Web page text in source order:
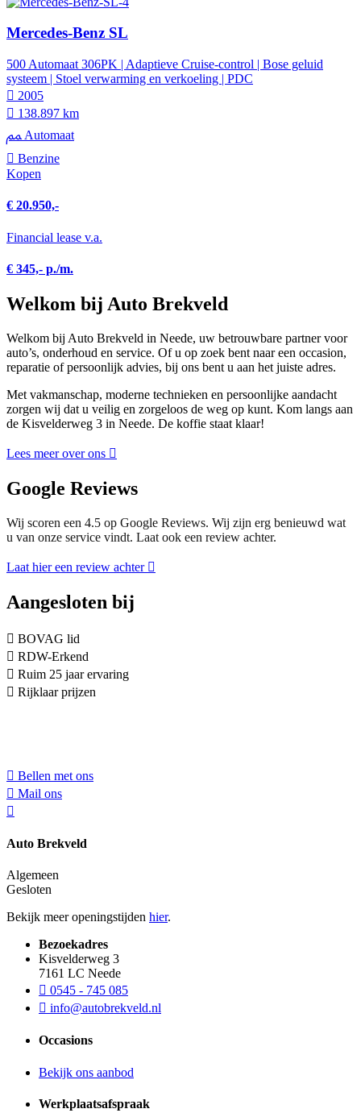
Mercedes-Benz SL
500 Automaat 306PK | Adaptieve Cruise-control | Bose geluid
systeem | Stoel verwarming en verkoeling | PDC
2005
138.897 km
Automaat
Benzine
Kopen
€ 20.950,-
Financial lease v.a.
€ 345,- p./m.
Welkom bij Auto Brekveld
Welkom bij Auto Brekveld in Neede, uw betrouwbare partner voor
auto’s, onderhoud en service. Of u op zoek bent naar een occasion,
reparatie of persoonlijk advies, bij ons bent u aan het juiste adres.
Met vakmanschap, moderne technieken en persoonlijke aandacht
zorgen wij dat u veilig en zorgeloos de weg op kunt. Kom langs aan
de Kisvelderweg 3 in Neede. De koffie staat klaar!
Lees meer over ons
Google Reviews
Wij scoren een 4.5 op Google Reviews. Wij zijn erg benieuwd wat
u van onze service vindt. Laat ook een review achter.
Laat hier een review achter
Aangesloten bij
BOVAG lid
RDW-Erkend
Ruim 25 jaar ervaring
Rijklaar prijzen
Bellen met ons
Mail ons
Auto Brekveld
Algemeen
Gesloten
Bekijk meer openingstijden hier.
Bezoekadres
Kisvelderweg 3
7161 LC Neede
0545 - 745 085
info@autobrekveld.nl
Occasions
Bekijk ons aanbod
Werkplaatsafspraak